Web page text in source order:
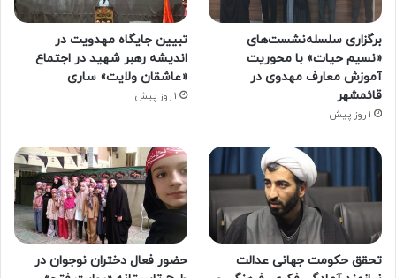
برگزاری سلسله‌نشست‌های
«نسیم حیات» با محوریت
آموزش معارف مهدوی در
قائمشهر
1 روز پیش
تبیین جایگاه مهدویت در
اندیشه رهبر شهید در اجتماع
«عاشقان ولایت» ساری
1 روز پیش
تحقق حکومت جهانی عدالت
حضور فعال دختران نوجوان در